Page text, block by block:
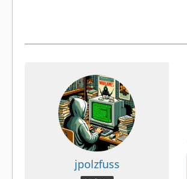
jpolzfuss